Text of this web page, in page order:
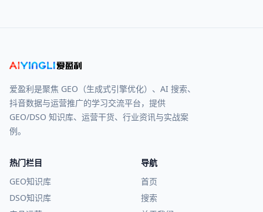
爱盈利是聚焦 GEO（生成式引擎优化）、AI 搜索、
抖音数据与运营推广的学习交流平台，提供
GEO/DSO 知识库、运营干货、行业资讯与实战案
例。
热门栏目
GEO知识库
DSO知识库
导航
首页
搜索